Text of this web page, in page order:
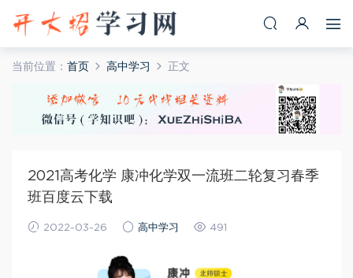
当前位置： 首页 高中学习 正文
2021高考化学 康冲化学双一流班二轮复习春季
班百度云下载
2022-03-26 高中学习 491